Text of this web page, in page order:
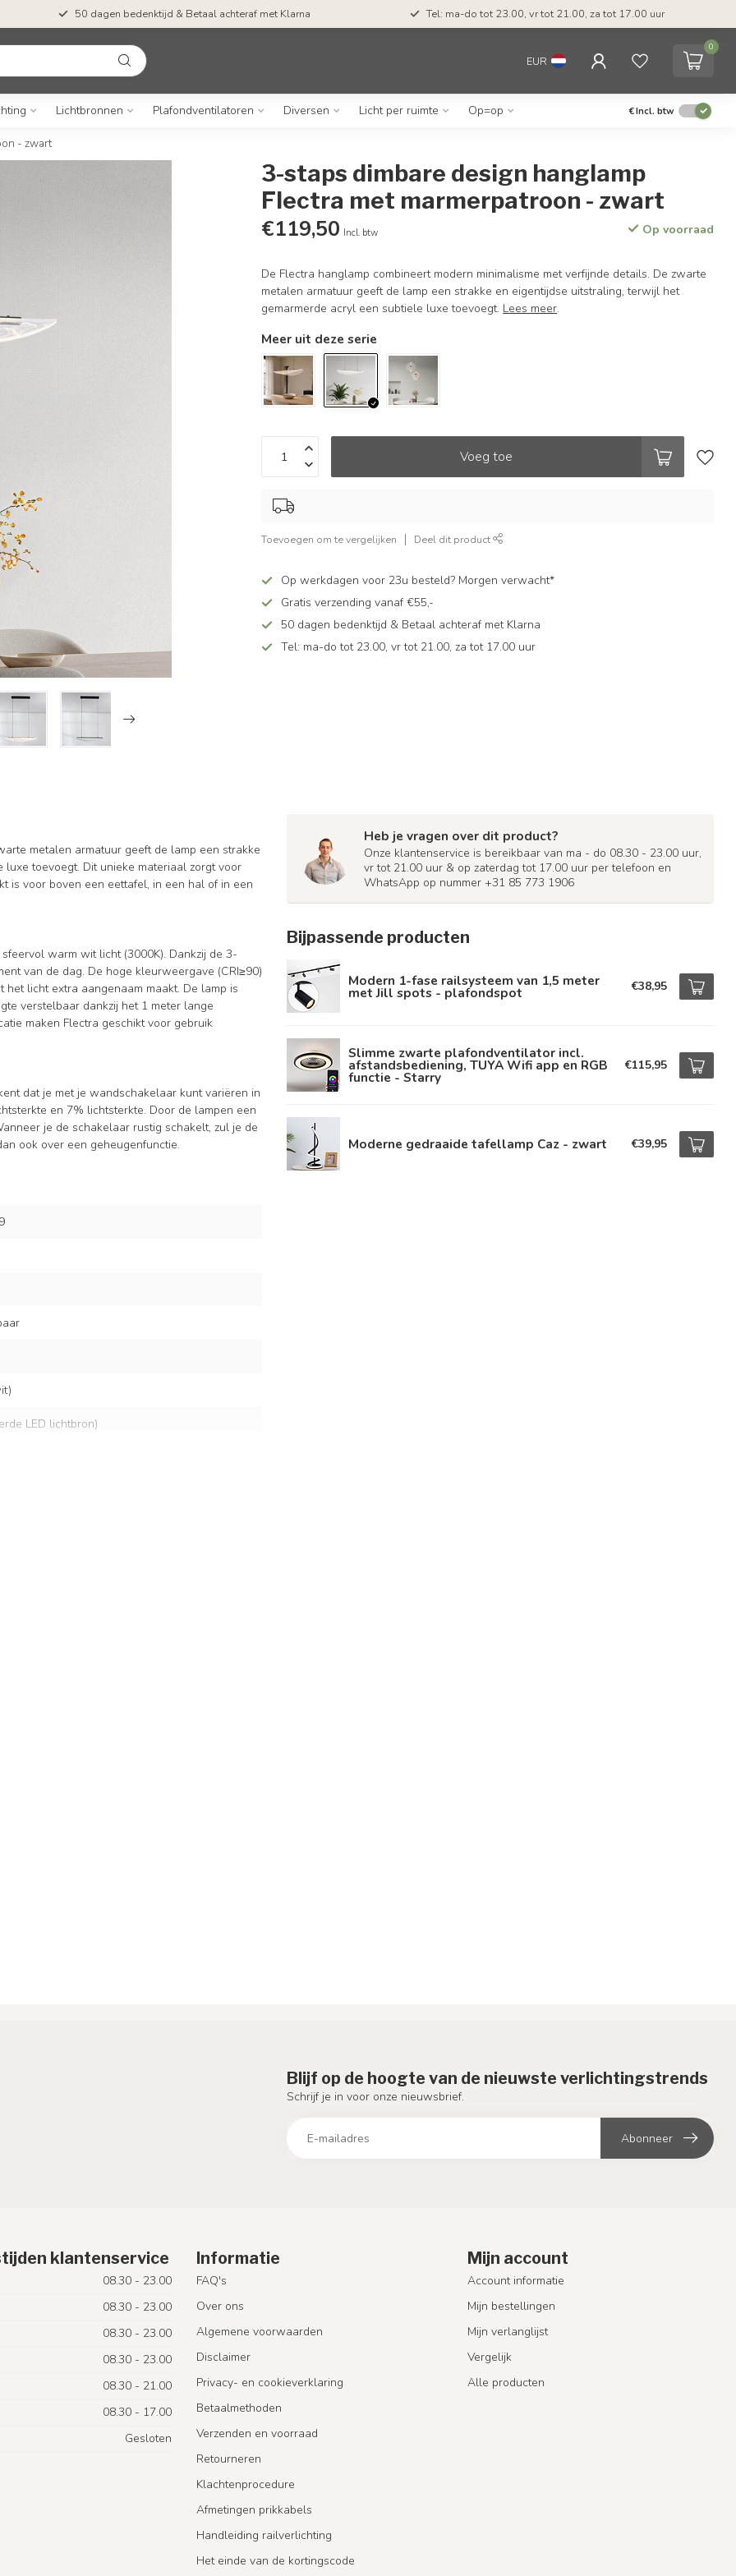
50 dagen bedenktijd & Betaal achteraf met Klarna Tel: ma-do tot 23.00, vr tot 21.00, za tot 17.00 uur
EUR
0
Lichtbronnen Plafondventilatoren Diversen Licht per ruimte Op=op €Incl. btw
- zwart
3-staps dimbare design hanglamp
Flectra met marmerpatroon - zwart
€119,50 Incl. btw Op voorraad
De Flectra hanglamp combineert modern minimalisme met verfijnde details. De zwarte
metalen armatuur geeft de lamp een strakke en eigentijdse uitstraling, terwijl het
gemarmerde acryl een subtiele luxe toevoegt. Lees meer.
Meer uit deze serie
Voeg toe
Toevoegen om te vergelijken Deel dit product
Op werkdagen voor 23u besteld? Morgen verwacht*
Gratis verzending vanaf €55,-
50 dagen bedenktijd & Betaal achteraf met Klarna
Tel: ma-do tot 23.00, vr tot 21.00, za tot 17.00 uur
metalen armatuur geeft de lamp een strakke
toevoegt. Dit unieke materiaal zorgt voor
is voor boven een eettafel, in een hal of in een
warm wit licht (3000K). Dankzij de 3-
van de dag. De hoge kleurweergave (CRI≥90)
licht extra aangenaam maakt. De lamp is
verstelbaar dankzij het 1 meter lange
maken Flectra geschikt voor gebruik
dat je met je wandschakelaar kunt variëren in
en 7% lichtsterkte. Door de lampen een
je de schakelaar rustig schakelt, zul je de
ook over een geheugenfunctie.
LED lichtbron)
Heb je vragen over dit product?
Onze klantenservice is bereikbaar van ma - do 08.30 - 23.00 uur,
vr tot 21.00 uur & op zaterdag tot 17.00 uur per telefoon en
WhatsApp op nummer +31 85 773 1906
Bijpassende producten
Modern 1-fase railsysteem van 1,5 meter
met Jill spots - plafondspot €38,95
Slimme zwarte plafondventilator incl.
afstandsbediening, TUYA Wifi app en RGB
functie - Starry
€115,95
Moderne gedraaide tafellamp Caz - zwart €39,95
Blijf op de hoogte van de nieuwste verlichtingstrends
Schrijf je in voor onze nieuwsbrief.
Abonneer
klantenservice
08.30 - 23.00
08.30 - 23.00
08.30 - 23.00
08.30 - 23.00
08.30 - 21.00
08.30 - 17.00
Gesloten
Informatie
FAQ's
Over ons
Algemene voorwaarden
Disclaimer
Privacy- en cookieverklaring
Betaalmethoden
Verzenden en voorraad
Retourneren
Klachtenprocedure
Afmetingen prikkabels
Handleiding railverlichting
Het einde van de kortingscode
Mijn account
Account informatie
Mijn bestellingen
Mijn verlanglijst
Vergelijk
Alle producten